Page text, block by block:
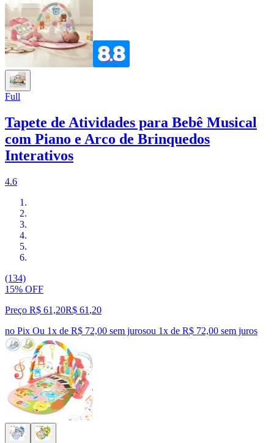
Full
Tapete de Atividades para Bebê Musical
com Piano e Arco de Brinquedos
Interativos
4.6
(134)
15% OFF
Preço R$ 61,20R$ 61 ,20
no Pix Ou 1x de R$ 72,00 sem jurosou 1x de R$ 72,00 sem juros